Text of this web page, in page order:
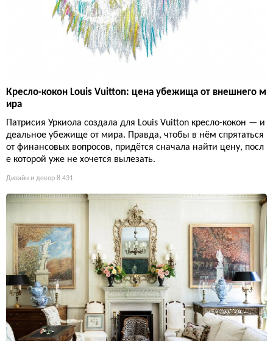
Кресло-кокон Louis Vuitton: цена убежища от внешнего м
ира
Патрисия Уркиола создала для Louis Vuitton кресло-кокон — и
деальное убежище от мира. Правда, чтобы в нём спрятаться
от финансовых вопросов, придётся сначала найти цену, посл
е которой уже не хочется вылезать.
Дизайн и декор 8 431